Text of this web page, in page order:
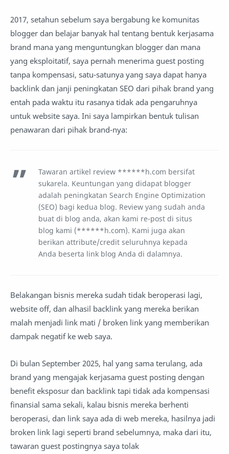
2017, setahun sebelum saya bergabung ke komunitas
blogger dan belajar banyak hal tentang bentuk kerjasama
brand mana yang menguntungkan blogger dan mana
yang eksploitatif, saya pernah menerima guest posting
tanpa kompensasi, satu-satunya yang saya dapat hanya
backlink dan janji peningkatan SEO dari pihak brand yang
entah pada waktu itu rasanya tidak ada pengaruhnya
untuk website saya. Ini saya lampirkan bentuk tulisan
penawaran dari pihak brand-nya:
Tawaran artikel review ******h.com bersifat
sukarela. Keuntungan yang didapat blogger
adalah peningkatan Search Engine Optimization
(SEO) bagi kedua blog. Review yang sudah anda
buat di blog anda, akan kami re-post di situs
blog kami (******h.com). Kami juga akan
berikan attribute/credit seluruhnya kepada
Anda beserta link blog Anda di dalamnya.
Belakangan bisnis mereka sudah tidak beroperasi lagi,
website off, dan alhasil backlink yang mereka berikan
malah menjadi link mati / broken link yang memberikan
dampak negatif ke web saya.
Di bulan September 2025, hal yang sama terulang, ada
brand yang mengajak kerjasama guest posting dengan
benefit eksposur dan backlink tapi tidak ada kompensasi
finansial sama sekali, kalau bisnis mereka berhenti
beroperasi, dan link saya ada di web mereka, hasilnya jadi
broken link lagi seperti brand sebelumnya, maka dari itu,
tawaran guest postingnya saya tolak